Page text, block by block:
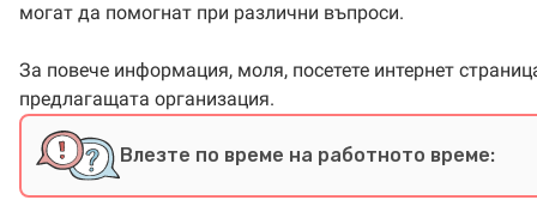
могат да помогнат при различни въпроси.
За повече информация, моля, посетете интернет
предлагащата организация.
Влезте по време на работното време: